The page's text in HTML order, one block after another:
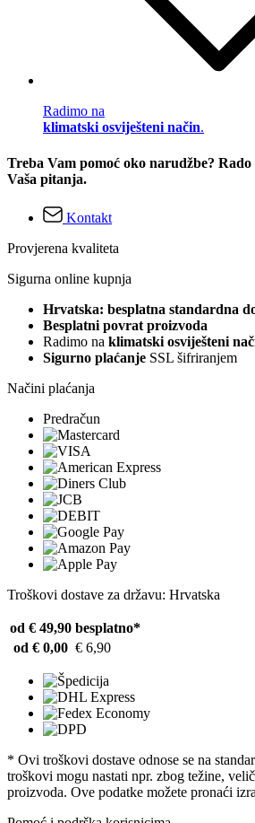
Radimo na
klimatski osviješteni način.
Treba Vam pomoć oko narudžbe?
Vaša pitanja.
Kontakt
Provjerena kvaliteta
Sigurna online kupnja
Hrvatska: besplatna standardna
Besplatni povrat proizvoda
Radimo na klimatski osviješteni
Sigurno plaćanje SSL šifriranjem
Načini plaćanja
Predračun
Troškovi dostave za državu: Hrvatska
od € 49,90 besplatno*
od € 0,00 € 6,90
* Ovi troškovi dostave odnose se na
troškovi mogu nastati npr. zbog težine,
proizvoda. Ove podatke možete pronaći